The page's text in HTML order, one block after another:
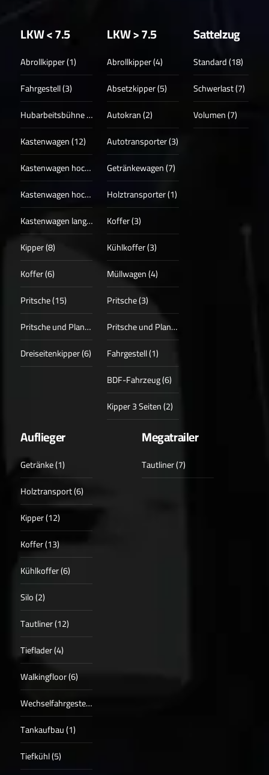
LKW < 7.5
Abrollkipper (1)
Fahrgestell (3)
Hubarbeitsbühne (3)
Kastenwagen (12)
Kastenwagen hoch (17)
Kastenwagen hoch + lang (13)
Kastenwagen lang (4)
Kipper (8)
Koffer (6)
Pritsche (15)
Pritsche und Plane (3)
Dreiseitenkipper (6)
LKW > 7.5
Abrollkipper (4)
Absetzkipper (5)
Autokran (2)
Autotransporter (3)
Getränkewagen (7)
Holztransporter (1)
Koffer (3)
Kühlkoffer (3)
Müllwagen (4)
Pritsche (3)
Pritsche und Plane (1)
Fahrgestell (1)
BDF-Fahrzeug (6)
Kipper 3 Seiten (2)
Sattelzug
Standard (18)
Schwerlast (7)
Volumen (7)
Auflieger
Getränke (1)
Holztransport (6)
Kipper (12)
Koffer (13)
Kühlkoffer (6)
Silo (2)
Tautliner (12)
Tieflader (4)
Walkingfloor (6)
Wechselfahrgestell (2)
Tankaufbau (1)
Tiefkühl (5)
Megatrailer
Tautliner (7)